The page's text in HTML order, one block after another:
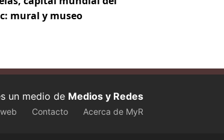
mural y museo
un medio de Medios y Redes
Contacto Acerca de MyR